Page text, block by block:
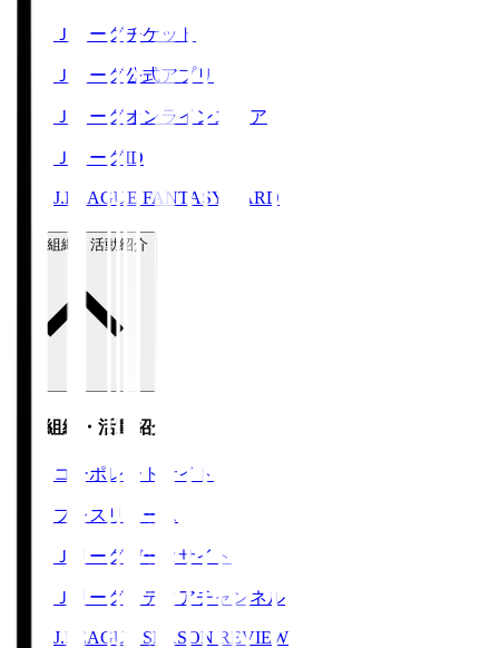
Ｊリーグチケット
Ｊリーグ公式アプリ
Ｊリーグオンラインストア
ＪリーグID
J.LEAGUE FANTASY CARD
運営組織・活動紹介
運営組織・活動紹介
コーポレートサイト
プレスリリース
Ｊリーグデータサイト
Ｊリーグメディアチャンネル
J.LEAGUE SEASON REVIEW